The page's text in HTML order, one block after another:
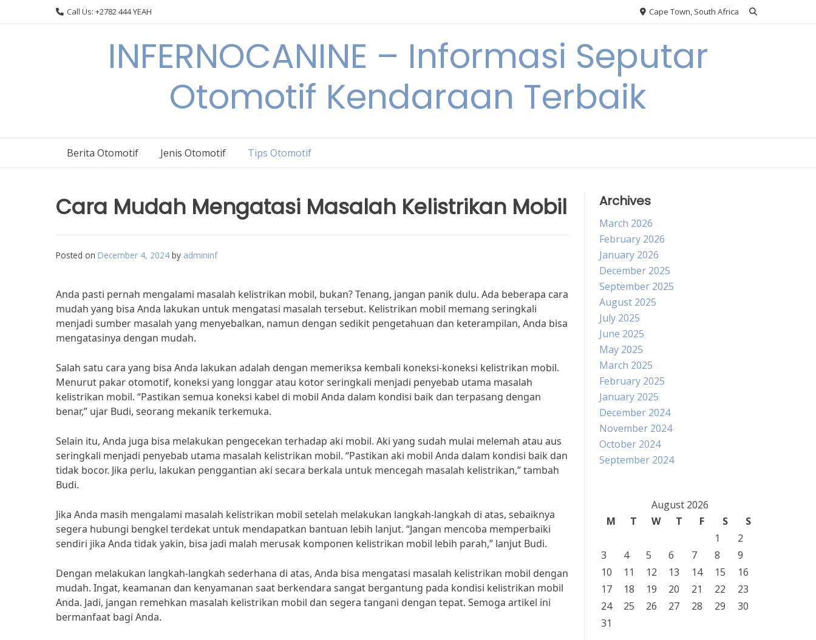
Call Us: +2782 444 YEAH Cape Town, South Africa
INFERNOCANINE – Informasi Seputar
Otomotif Kendaraan Terbaik
Berita Otomotif Jenis Otomotif Tips Otomotif
Cara Mudah Mengatasi Masalah Kelistrikan Mobil
Posted on December 4, 2024 by admininf
Anda pasti pernah mengalami masalah kelistrikan mobil, bukan? Tenang, jangan panik dulu. Ada beberapa cara
mudah yang bisa Anda lakukan untuk mengatasi masalah tersebut. Kelistrikan mobil memang seringkali
menjadi sumber masalah yang menyebalkan, namun dengan sedikit pengetahuan dan keterampilan, Anda bisa
mengatasinya dengan mudah.
Salah satu cara yang bisa Anda lakukan adalah dengan memeriksa kembali koneksi-koneksi kelistrikan mobil.
Menurut pakar otomotif, koneksi yang longgar atau kotor seringkali menjadi penyebab utama masalah
kelistrikan mobil. “Pastikan semua koneksi kabel di mobil Anda dalam kondisi baik dan terpasang dengan
benar,” ujar Budi, seorang mekanik terkemuka.
Selain itu, Anda juga bisa melakukan pengecekan terhadap aki mobil. Aki yang sudah mulai melemah atau aus
seringkali menjadi penyebab utama masalah kelistrikan mobil. “Pastikan aki mobil Anda dalam kondisi baik dan
tidak bocor. Jika perlu, lakukan penggantian aki secara berkala untuk mencegah masalah kelistrikan,” tambah
Budi.
Jika Anda masih mengalami masalah kelistrikan mobil setelah melakukan langkah-langkah di atas, sebaiknya
segera hubungi bengkel terdekat untuk mendapatkan bantuan lebih lanjut. “Jangan mencoba memperbaiki
sendiri jika Anda tidak yakin, bisa jadi malah merusak komponen kelistrikan mobil lebih parah,” lanjut Budi.
Dengan melakukan langkah-langkah sederhana di atas, Anda bisa mengatasi masalah kelistrikan mobil dengan
mudah. Ingat, keamanan dan kenyamanan saat berkendara sangat bergantung pada kondisi kelistrikan mobil
Anda. Jadi, jangan remehkan masalah kelistrikan mobil dan segera tangani dengan tepat. Semoga artikel ini
bermanfaat bagi Anda.
Archives
March 2026
February 2026
January 2026
December 2025
September 2025
August 2025
July 2025
June 2025
May 2025
March 2025
February 2025
January 2025
December 2024
November 2024
October 2024
September 2024
August 2026
M
T W T F S
S
1
2
3
4 5 6 7 8
9
10
11 12 13 14 15
16
17
18 19 20 21 22
23
24
25 26 27 28 29
30
31